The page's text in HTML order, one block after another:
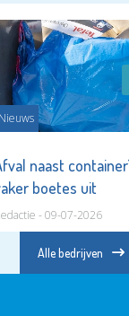
Nieuws
naast
boetes uit
- 09-07-2026
Alle bedrijven